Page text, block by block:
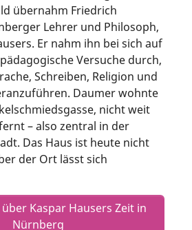
übernahm Friedrich
Lehrer und Philosoph,
Er nahm ihn bei sich auf
Versuche durch,
Schreiben, Religion und
Daumer wohnte
nicht weit
– also zentral in der
Das Haus ist heute nicht
der Ort lässt sich
Kaspar Hausers Zeit in
Nürnberg